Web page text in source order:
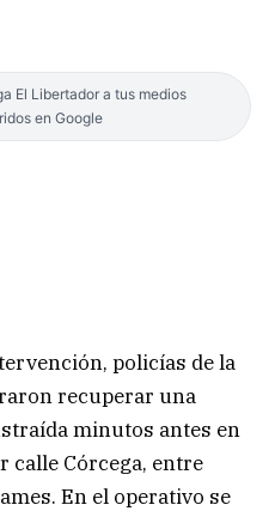
El Libertador a tus medios
en Google
policías de la
recuperar una
minutos antes en
calle Córcega, entre
En el operativo se